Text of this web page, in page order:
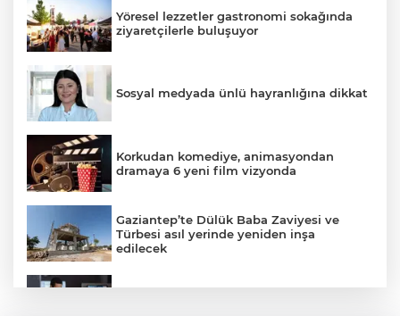
Yöresel lezzetler gastronomi sokağında
ziyaretçilerle buluşuyor
Sosyal medyada ünlü hayranlığına dikkat
Korkudan komediye, animasyondan
dramaya 6 yeni film vizyonda
Gaziantep’te Dülük Baba Zaviyesi ve
Türbesi asıl yerinde yeniden inşa
edilecek